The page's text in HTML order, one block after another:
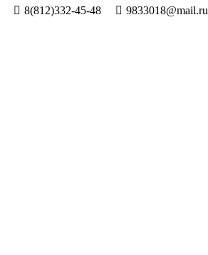
8(812)332-45-48
9833018@mail.ru